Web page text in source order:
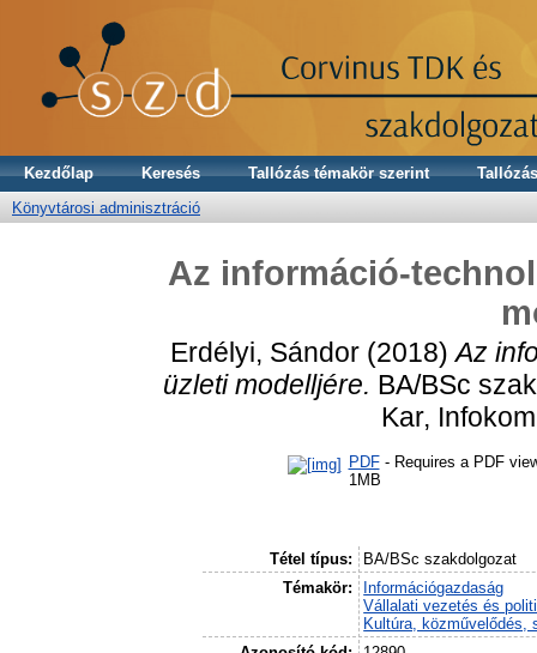
Kezdőlap Keresés Tallózás témakör szerint
Könyvtárosi adminisztráció
Az információ-
Erdélyi, Sándor (2018)Az
üzleti modelljére. BA/BSc
Kar,
PDF- Requires a PDF
1MB
Tétel típus:
BA/BSc szakdolgozat
Témakör:
Információgazdaság
Vállalati vezetés és
Kultúra, közművelődés,